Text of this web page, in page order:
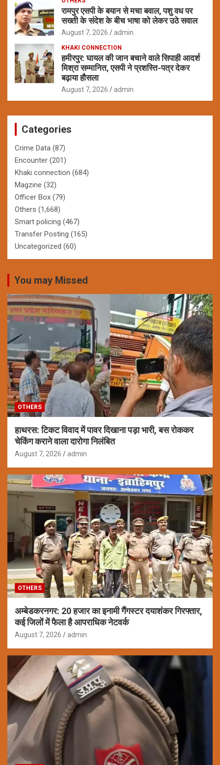
रामपुर एसपी के बयान से मचा बवाल, पशु वध पर
सख्ती के संदेश के बीच भाषा को लेकर उठे सवाल
August 7, 2026 admin
KHAKI CONNECTION
हमीरपुर: घायल की जान बचाने वाले सिपाही आदर्श
मिश्रा सम्मानित, एसपी ने प्रशस्ति-पत्र देकर
बढ़ाया हौसला
August 7, 2026 admin
Categories
Crime Data (87)
Encounter (201)
Khaki connection (684)
Magzine (32)
Officer Box (79)
Others (1,668)
Smart policing (467)
Transfer Posting (165)
Uncategorized (60)
You may Missed
OTHERS
हाथरस: टिकट विवाद में पावर दिखाना पड़ा भारी, बस रोककर
चेकिंग कराने वाला दारोगा निलंबित
August 7, 2026 admin
OTHERS
अम्बेडकरनगर: 20 हजार का इनामी गैंगस्टर दयाशंकर गिरफ्तार,
कई जिलों में फैला है आपराधिक नेटवर्क
August 7, 2026 admin